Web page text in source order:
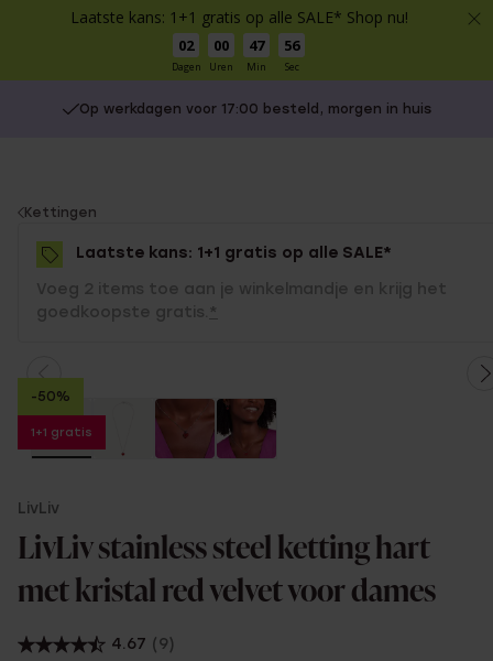
Laatste kans: 1+1 gratis op alle SALE* Shop nu!
02
Dagen
00
Uren
47
Min
56
Sec
Op werkdagen voor 17:00 besteld, morgen in huis
You
are
here:
Kettingen
Laatste kans: 1+1 gratis op alle SALE*
Voeg 2 items toe aan je winkelmandje en krijg het
goedkoopste gratis. *
-50%
1+1 gratis
LivLiv
LivLiv stainless steel ketting hart
met kristal red velvet voor dames
4.67 (9)